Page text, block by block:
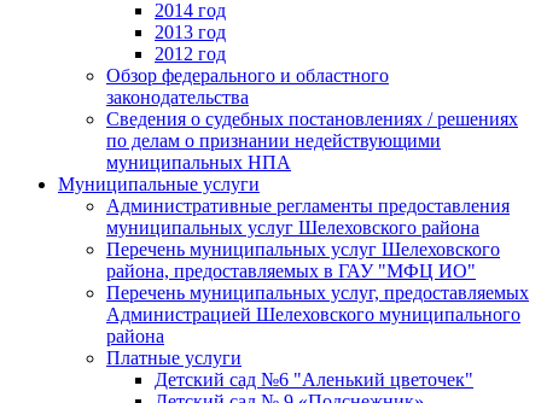
2014 год
2013 год
2012 год
Обзор федерального и областного
законодательства
Сведения о судебных постановлениях / решениях
по делам о признании недействующими
муниципальных НПА
Муниципальные услуги
Административные регламенты предоставления
муниципальных услуг Шелеховского района
Перечень муниципальных услуг Шелеховского
района, предоставляемых в ГАУ "МФЦ ИО"
Перечень муниципальных услуг, предоставляемых
Администрацией Шелеховского муниципального
района
Платные услуги
Детский сад №6 "Аленький цветочек"